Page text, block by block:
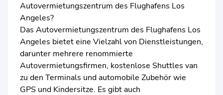
Autovermietungszentrum des Flughafens Los
Angeles?
Das Autovermietungszentrum des Flughafens Los
Angeles bietet eine Vielzahl von Dienstleistungen,
darunter mehrere renommierte
Autovermietungsfirmen, kostenlose Shuttles van
zu den Terminals und automobile Zubehör wie
GPS und Kindersitze. Es gibt auch